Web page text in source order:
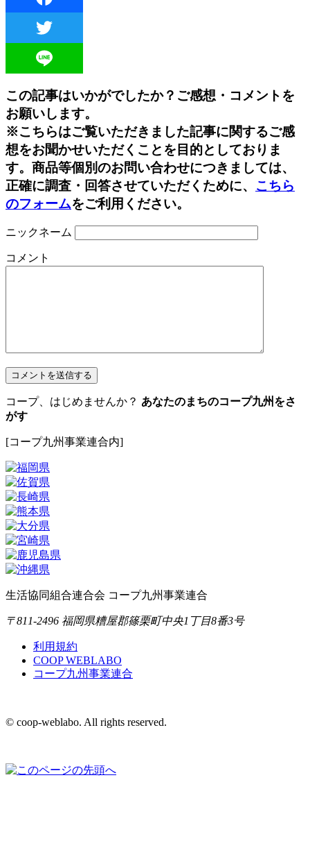
この記事はいかがでしたか？ご感想・コメントを
お願いします。
※こちらはご覧いただきました記事に関するご感
想をお聞かせいただくことを目的としておりま
す。商品等個別のお問い合わせにつきましては、
正確に調査・回答させていただくために、 こちら
のフォームをご利用ください。
ニックネーム
コメント
コープ、はじめませんか？ あなたのまちのコープ九州をさ
がす
[コープ九州事業連合内]
生活協同組合連合会 コープ九州事業連合
〒811-2496 福岡県糟屋郡篠栗町中央1丁目8番3号
利用規約
COOP WEBLABO
コープ九州事業連合
© coop-weblabo. All rights reserved.